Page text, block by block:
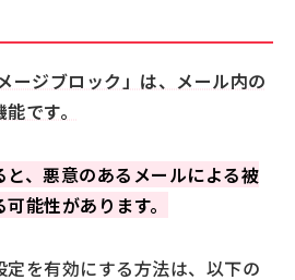
ージブロック」は、メール内の
です。
、悪意のあるメールによる被
能性があります。
を有効にする方法は、以下の